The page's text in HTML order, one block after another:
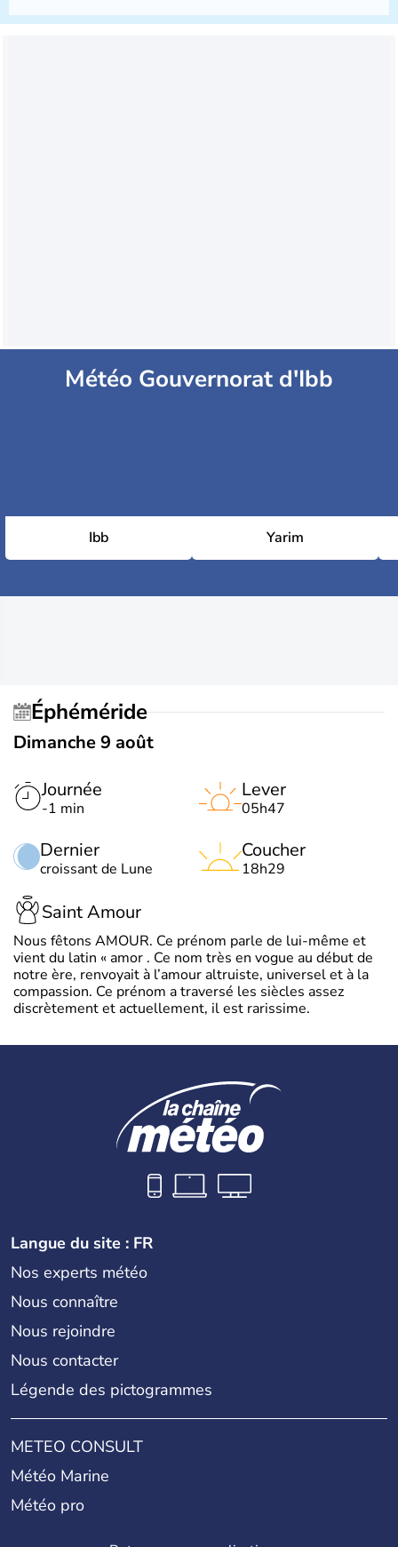
Météo Gouvernorat d'Ibb
Ibb Yarim
Éphéméride
Dimanche 9 août
Journée
-1 min
Dernier
croissant de Lune
Lever
05h47
Coucher
18h29
Saint Amour
Nous fêtons AMOUR. Ce prénom parle de lui-même et
vient du latin « amor . Ce nom très en vogue au début de
notre ère, renvoyait à l’amour altruiste, universel et à la
compassion. Ce prénom a traversé les siècles assez
discrètement et actuellement, il est rarissime.
Langue du site : FR
Nos experts météo
Nous connaître
Nous rejoindre
Nous contacter
Légende des pictogrammes
METEO CONSULT
Météo Marine
Météo pro